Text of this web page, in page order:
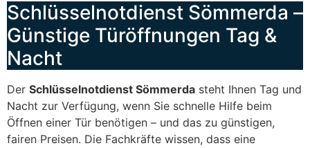
Schlüsselnotdienst Sömmerda –
Günstige Türöffnungen Tag &
Nacht
Der Schlüsselnotdienst Sömmerda steht Ihnen Tag und
Nacht zur Verfügung, wenn Sie schnelle Hilfe beim
Öffnen einer Tür benötigen – und das zu günstigen,
fairen Preisen. Die Fachkräfte wissen, dass eine